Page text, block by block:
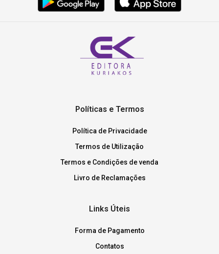
Políticas e Termos
Política de Privacidade
Termos de Utilização
Termos e Condições de venda
Livro de Reclamações
Links Úteis
Forma de Pagamento
Contatos